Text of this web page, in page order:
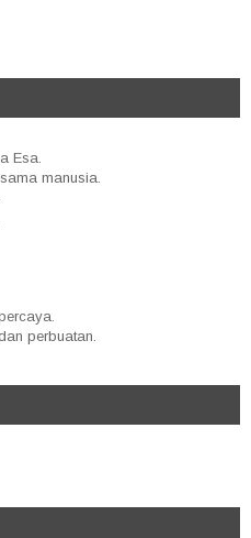
Esa.
manusia.
perbuatan.